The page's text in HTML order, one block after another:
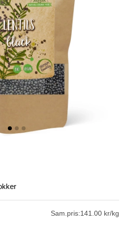
Sam.pris:141.00 kr/kg